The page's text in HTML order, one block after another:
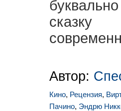
сказку
Автор:
Кино, Рецензия,
Пачино, Эндрю